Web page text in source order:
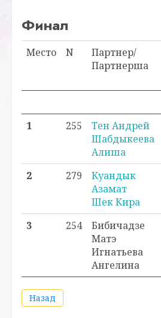
Финал
Место N
Партнер/
Партнерша
1 255
Тен Андрей
Шабдыкеева
Алиша
2 279
Куандык
Азамат
Шек Кира
3 254
Бибичадзе
Матэ
Игнатьева
Ангелина
Назад